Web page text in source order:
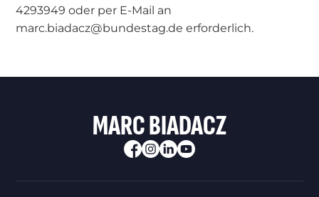
4293949 oder per E-Mail an
marc.biadacz@bundestag.de erforderlich.
MARC BIADACZ